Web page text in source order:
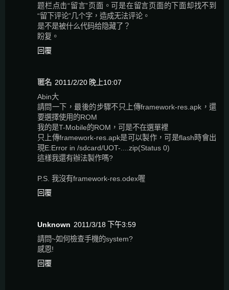
题栏点击“留言”页面。可是在留言页面的下面却找不到
“留下评论”几个字，造成无法评论。
是不是被什么代码给隐藏了？
盼复。
回覆
匿名 2011/2/20 晚上10:07
Abin大
請問一下，最後的步驟不只上傳framework-res.apk，還
要選擇使用的ROM
我的是T-Mobile的ROM，可是不在選單裡
只上傳framework-res.apk是可以製作，可是flash時會出
現E:Error in /sdcard/UOT-....zip(Status 0)
這樣我還有辦法製作嗎?
P.S. 我沒有framework-res.odex喔
回覆
Unknown 2011/3/18 下午3:59
請問~如何檢查手機的system?
感恩!
回覆